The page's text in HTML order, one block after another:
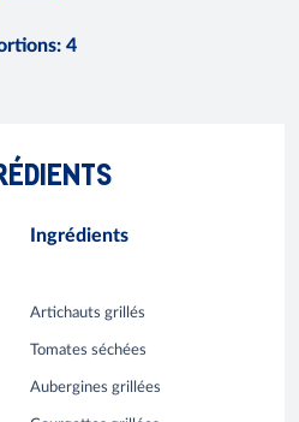
: 4
Ingrédients
Artichauts grillés
Tomates séchées
Aubergines grillées